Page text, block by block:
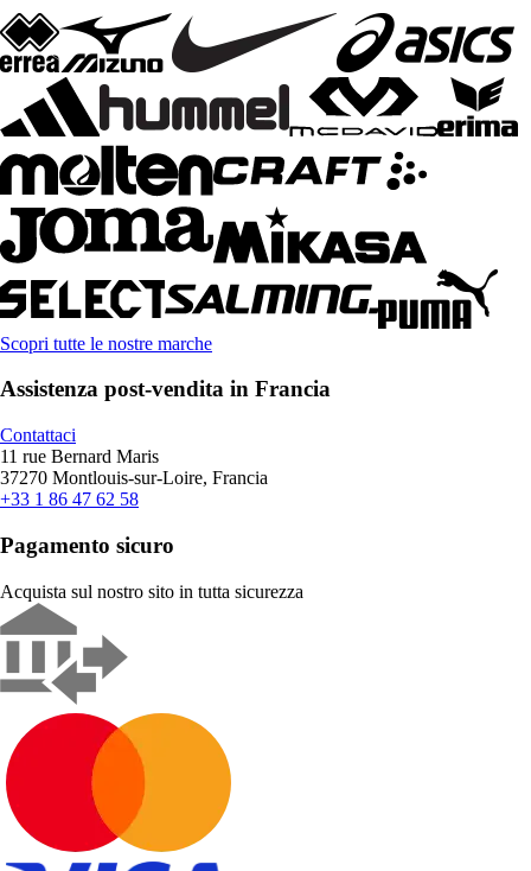
Scopri tutte le nostre marche
Assistenza post-vendita in Francia
Contattaci
11 rue Bernard Maris
37270 Montlouis-sur-Loire, Francia
+33 1 86 47 62 58
Pagamento sicuro
Acquista sul nostro sito in tutta sicurezza